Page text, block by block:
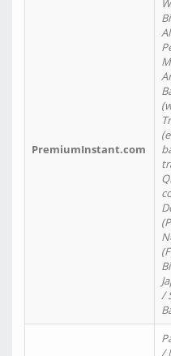
PremiumInstant.com
/
/